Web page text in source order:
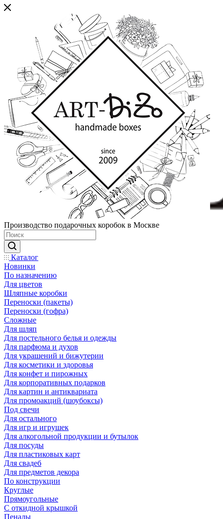
Производство подарочных коробок в Москве
Каталог
Новинки
По назначению
Для цветов
Шляпные коробки
Переноски (пакеты)
Переноски (гофра)
Сложные
Для шляп
Для постельного белья и одежды
Для парфюма и духов
Для украшений и бижутерии
Для косметики и здоровья
Для конфет и пирожных
Для корпоративных подарков
Для картин и антиквариата
Для промоакций (шоубоксы)
Под свечи
Для остального
Для игр и игрушек
Для алкогольной продукции и бутылок
Для посуды
Для пластиковых карт
Для свадеб
Для предметов декора
По конструкции
Круглые
Прямоугольные
С откидной крышкой
Пеналы